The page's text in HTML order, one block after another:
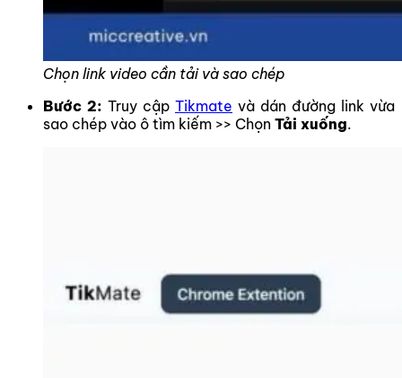
Chọn link video cần tải và sao chép
Bước 2: Truy cập Tikmate và dán đường link vừa
sao chép vào ô tìm kiếm >> Chọn Tải xuống.